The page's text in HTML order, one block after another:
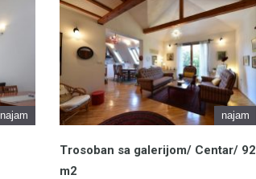
najam najam
Trosoban sa galerijom/ Centar/ 92
m2